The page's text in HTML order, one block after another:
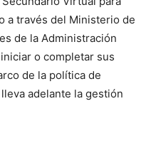
a través del Ministerio de
de la Administración
o completar sus
de la política de
adelante la gestión